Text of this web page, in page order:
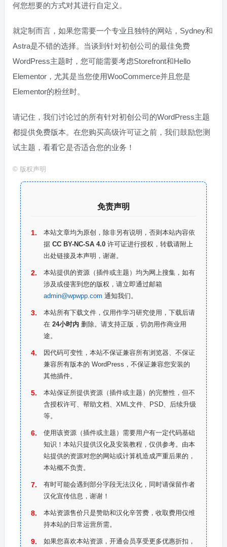
何您想要的方式对其进行自定义。
就定制而言，如果您需要一个专业且独特的网站，Sydney和
Astra是不错的选择。当谈到针对初创公司的最佳免费
WordPress主题时，您可能需要考虑Storefront和Hello
Elementor，尤其是当您使用WooCommerce并且您是
Elementor的粉丝时。
请记住，我们讨论过的所有针对初创公司的WordPress主题
都提供免费版本。在您购买高级许可证之前，我们鼓励您测
试主题，看看它是否适合您的业务！
© 版权声明
免责声明
本站文章均为原创，除非另有说明，否则本站内容依
据 CC BY-NC-SA 4.0 许可证进行授权，转载请附上
出处链接及本声明，谢谢。
本站提供的资源（插件或主题）均为网上搜集，如有
涉及或侵害到您的版权，请立即通过邮箱
admin@wpwpp.com 通知我们。
本站所有下载文件，仅用作学习研究使用，下载后请
在 24小时内 删除。请支持正版，切勿用作商业用
途。
因代码可变性，本站不保证兼容所有浏览器、不保证
兼容所有版本的 WordPress，不保证兼容您安装的
其他插件。
本站保证所提供资源（插件或主题）的完整性，但不
含授权许可、帮助文档、XML文件、PSD、后续升级
等。
使用该资源（插件或主题）需要用户有一定代码基础
知识！本站只提供汉化及安装教程，仅供参考。由本
站提供的资源对您的网站或计算机造成严重后果的，
本站概不负责。
有时可能会遇到部分字段无法汉化，同时请保留作者
汉化宣传信息，谢谢！
本站资源售价只是赞助和汉化辛苦费，收取费用仅维
持本站的日常运营所需。
如果您喜欢本站资源，开通会员享受更多优惠折扣，